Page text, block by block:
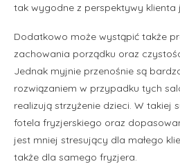
tak wygodne z perspektywy klienta
Dodatkowo może wystąpić także
zachowania porządku oraz
Jednak myjnie przenośnie są
rozwiązaniem w przypadku tych
realizują strzyżenie dzieci. W takiej
fotela fryzjerskiego oraz
jest mniej stresujący dla małego
także dla samego fryzjera.